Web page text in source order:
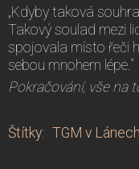
„Kdyby taková
Takový soulad mezi
spojovala místo řeči
sebou mnohem lépe.“
Pokračování, vše na
Štítky: TGM v